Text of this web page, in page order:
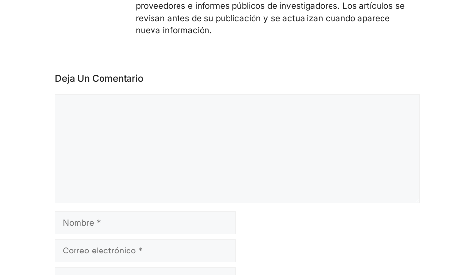
proveedores e informes públicos de investigadores. Los artículos se
revisan antes de su publicación y se actualizan cuando aparece
nueva información.
Deja Un Comentario
Nombre
Correo
Web